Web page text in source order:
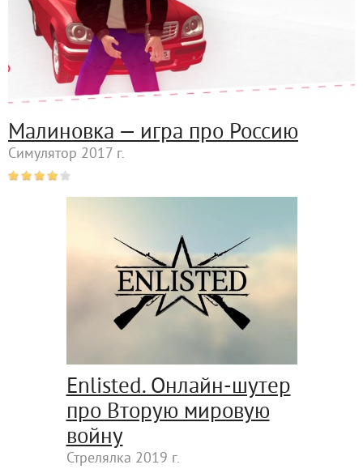
Малиновка — игра про Россию
Симулятор 2017 г.
Enlisted. Онлайн-шутер
про Вторую мировую
войну
Стрелялка 2019 г.